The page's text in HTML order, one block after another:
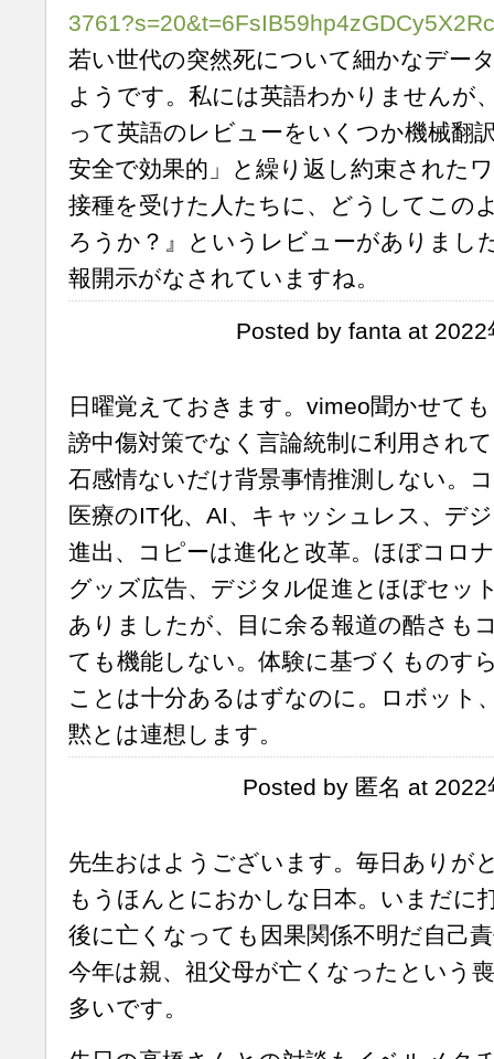
若い世代の突然死について細かなデー
ようです。私には英語わかりませんが
って英語のレビューをいくつか機械翻
安全で効果的」と繰り返し約束された
接種を受けた人たちに、どうしてこの
ろうか？』というレビューがありまし
報開示がなされていますね。
Posted by fanta at
日曜覚えておきます。vimeo聞かせて
謗中傷対策でなく言論統制に利用され
石感情ないだけ背景事情推測しない。
医療のIT化、AI、キャッシュレス、デ
進出、コピーは進化と改革。ほぼコロ
グッズ広告、デジタル促進とほぼセッ
ありましたが、目に余る報道の酷さも
ても機能しない。体験に基づくものす
ことは十分あるはずなのに。ロボット
黙とは連想します。
Posted by 匿名 at
先生おはようございます。毎日ありが
もうほんとにおかしな日本。いまだに
後に亡くなっても因果関係不明だ自己
今年は親、祖父母が亡くなったという
多いです。